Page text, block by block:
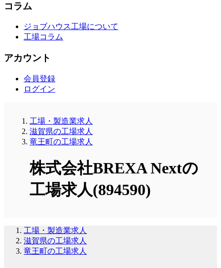
コラム
ジョブハウス工場について
工場コラム
アカウント
会員登録
ログイン
工場・製造業求人
滋賀県の工場求人
竜王町の工場求人
株式会社BREXA Nextの
工場求人(894590)
工場・製造業求人
滋賀県の工場求人
竜王町の工場求人